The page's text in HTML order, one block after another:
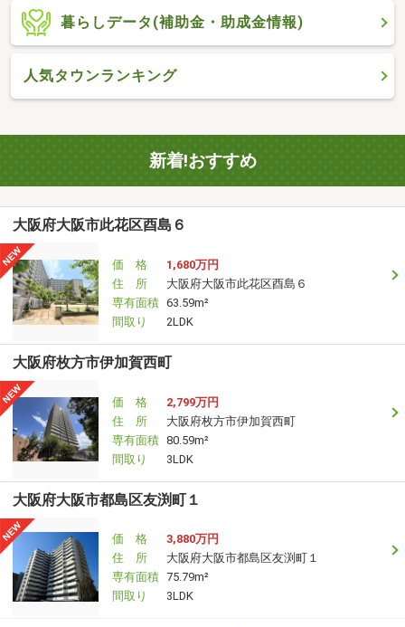
暮らしデータ(補助金・助成金情報)
人気タウンランキング
新着!おすすめ
大阪府大阪市此花区酉島６
価 格
1,680万円
住 所
大阪府大阪市此花区酉島６
専有面積 63.59m²
間取り
2LDK
大阪府枚方市伊加賀西町
価 格
2,799万円
住 所
大阪府枚方市伊加賀西町
専有面積 80.59m²
間取り
3LDK
大阪府大阪市都島区友渕町１
価 格
3,880万円
住 所
大阪府大阪市都島区友渕町１
専有面積 75.79m²
間取り
3LDK